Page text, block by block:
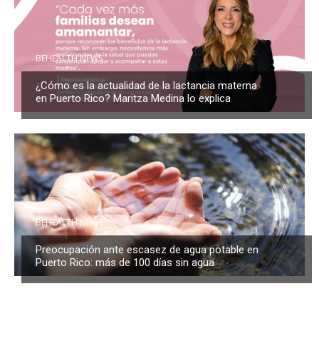
BEHEALTH NEWS
¿Cómo es la actualidad de la lactancia materna
en Puerto Rico? Maritza Medina lo explica
BEHEALTH NEWS
Preocupación ante escasez de agua potable en
Puerto Rico: más de 100 días sin agua